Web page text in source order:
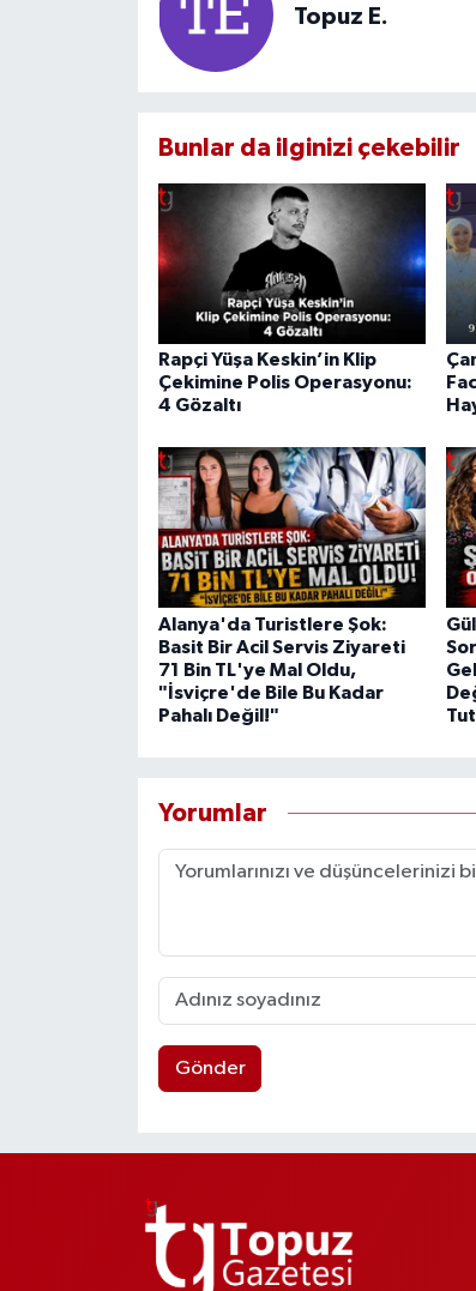
Topuz E.
Bunlar da ilginizi çekebilir
Rapçi Yüşa Keskin’in Klip
Çekimine Polis Operasyonu:
4 Gözaltı
Alanya'da Turistlere Şok:
Basit Bir Acil Servis Ziyareti
71 Bin TL'ye Mal Oldu,
"İsviçre'de Bile Bu Kadar
Pahalı Değil!"
Yorumlar
Gönder